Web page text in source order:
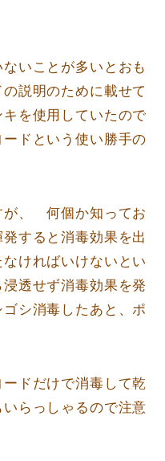
いことが多いとおも
説明のために載せて
を使用していたので
ドという使い勝手の
が、 何個か知ってお
すると消毒効果を出
ければいけないとい
透せず消毒効果を発
シ消毒したあと、ポ
ドだけで消毒して乾
らっしゃるので注意